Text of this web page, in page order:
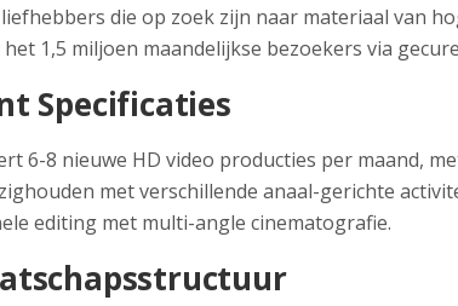
die op zoek zijn naar materiaal van
1,5 miljoen maandelijkse bezoekers via
Specificaties
6-8 nieuwe HD video producties per maand,
met verschillende anaal-gerichte
editing met multi-angle cinematografie.